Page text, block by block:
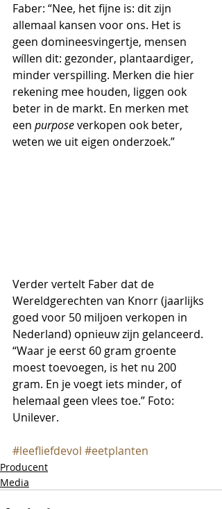
Faber: “Nee, het fijne is: dit zijn
allemaal kansen voor ons. Het is
geen domineesvingertje, mensen
wíllen dit: gezonder, plantaardiger,
minder verspilling. Merken die hier
rekening mee houden, liggen ook
beter in de markt. En merken met
een purpose verkopen ook beter,
weten we uit eigen onderzoek.”
Verder vertelt Faber dat de
Wereldgerechten van Knorr (jaarlijks
goed voor 50 miljoen verkopen in
Nederland) opnieuw zijn gelanceerd.
“Waar je eerst 60 gram groente
moest toevoegen, is het nu 200
gram. En je voegt iets minder, of
helemaal geen vlees toe.” Foto:
Unilever.
#leefliefdevol #eetplanten
Producent
Media